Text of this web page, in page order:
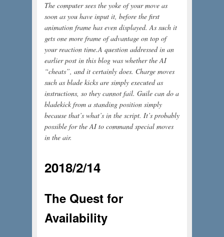
The computer sees the yoke of your move as
soon as you have input it, before the first
animation frame has even displayed. As such it
gets one more frame of advantage on top of
your reaction time.A question addressed in an
earlier post in this blog was whether the AI
“cheats”, and it certainly does. Charge moves
such as blade kicks are simply executed as
instructions, so they cannot fail. Guile can do a
bladekick from a standing position simply
because that’s what’s in the script. It’s probably
possible for the AI to command special moves
in the air.
2018/2/14
The Quest for
Availability